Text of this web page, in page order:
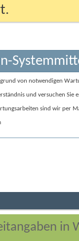
von notwendigen
und versuchen Sie
sind wir per
in